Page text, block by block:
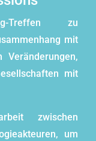
Treffen zu
mit
mit
zwischen
um